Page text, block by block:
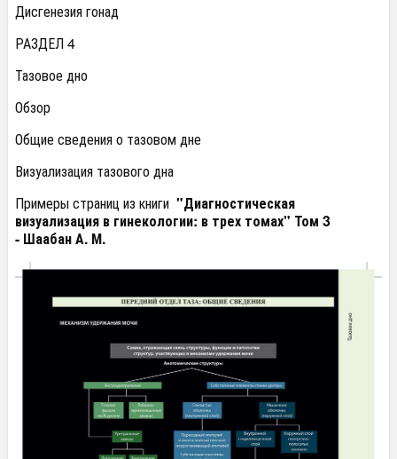
Дисгенезия гонад
РАЗДЕЛ 4
Тазовое дно
Обзор
Общие сведения о тазовом дне
Визуализация тазового дна
Примеры страниц из книги "Диагностическая
визуализация в гинекологии: в трех томах" Том 3
- Шаабан А. М.